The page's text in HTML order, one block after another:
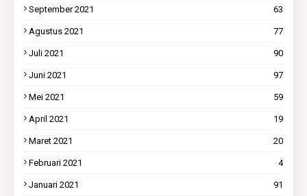
September 2021 63
Agustus 2021 77
Juli 2021 90
Juni 2021 97
Mei 2021 59
April 2021 19
Maret 2021 20
Februari 2021 4
Januari 2021 91